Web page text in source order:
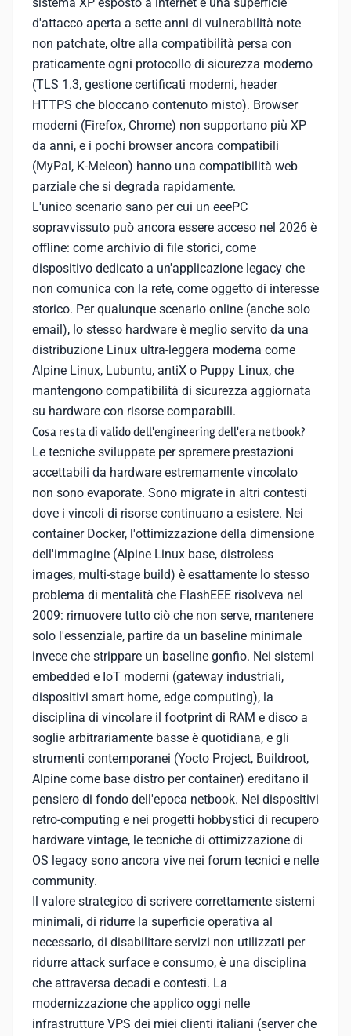
d'attacco aperta a sette anni di vulnerabilità note
non patchate, oltre alla compatibilità persa con
praticamente ogni protocollo di sicurezza moderno
(TLS 1.3, gestione certificati moderni, header
HTTPS che bloccano contenuto misto). Browser
moderni (Firefox, Chrome) non supportano più XP
da anni, e i pochi browser ancora compatibili
(MyPal, K-Meleon) hanno una compatibilità web
parziale che si degrada rapidamente.
L'unico scenario sano per cui un eeePC
sopravvissuto può ancora essere acceso nel 2026 è
offline: come archivio di file storici, come
dispositivo dedicato a un'applicazione legacy che
non comunica con la rete, come oggetto di interesse
storico. Per qualunque scenario online (anche solo
email), lo stesso hardware è meglio servito da una
distribuzione Linux ultra-leggera moderna come
Alpine Linux, Lubuntu, antiX o Puppy Linux, che
mantengono compatibilità di sicurezza aggiornata
su hardware con risorse comparabili.
Cosa resta di valido dell'engineering dell'era netbook?
Le tecniche sviluppate per spremere prestazioni
accettabili da hardware estremamente vincolato
non sono evaporate. Sono migrate in altri contesti
dove i vincoli di risorse continuano a esistere. Nei
container Docker, l'ottimizzazione della dimensione
dell'immagine (Alpine Linux base, distroless
images, multi-stage build) è esattamente lo stesso
problema di mentalità che FlashEEE risolveva nel
2009: rimuovere tutto ciò che non serve, mantenere
solo l'essenziale, partire da un baseline minimale
invece che strippare un baseline gonfio. Nei sistemi
embedded e IoT moderni (gateway industriali,
dispositivi smart home, edge computing), la
disciplina di vincolare il footprint di RAM e disco a
soglie arbitrariamente basse è quotidiana, e gli
strumenti contemporanei (Yocto Project, Buildroot,
Alpine come base distro per container) ereditano il
pensiero di fondo dell'epoca netbook. Nei dispositivi
retro-computing e nei progetti hobbystici di recupero
hardware vintage, le tecniche di ottimizzazione di
OS legacy sono ancora vive nei forum tecnici e nelle
community.
Il valore strategico di scrivere correttamente sistemi
minimali, di ridurre la superficie operativa al
necessario, di disabilitare servizi non utilizzati per
ridurre attack surface e consumo, è una disciplina
che attraversa decadi e contesti. La
modernizzazione che applico oggi nelle
infrastrutture VPS dei miei clienti italiani (server che